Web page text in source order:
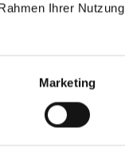
Ihrer Nutzung
Marketing